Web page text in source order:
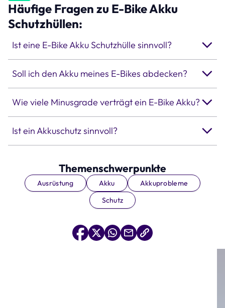
Häufige Fragen zu E-Bike Akku
Schutzhüllen:
Ist eine E-Bike Akku Schutzhülle sinnvoll?
Soll ich den Akku meines E-Bikes abdecken?
Wie viele Minusgrade verträgt ein E-Bike Akku?
Ist ein Akkuschutz sinnvoll?
Themenschwerpunkte
Ausrüstung Akku
Akkuprobleme
Schutz